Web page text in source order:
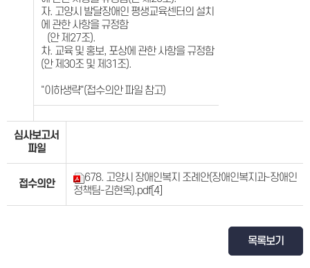
자. 고양시 발달장애인 평생교육센터의 설치
에 관한 사항을 규정함
(안 제27조).
차. 교육 및 홍보, 포상에 관한 사항을 규정함
(안 제30조 및 제31조).
"이하생략"(접수의안 파일 참고)
심사보고서
파일
접수의안
678. 고양시 장애인복지 조례안(장애인복지과-장애인
정책팀-김현옥).pdf[4]
목록보기